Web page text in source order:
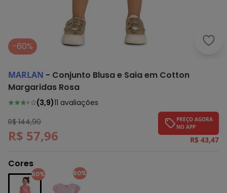
-60%
MARLAN - Conjunto Blusa e Saia em Cotton
Margaridas Rosa
(3,9)11 avaliações
R$ 144,90
R$ 57,96
PREÇO AGORA
NO APP
R$ 43,47
Cores
60% 60%